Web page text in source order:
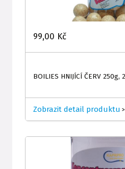
99,00 Kč
BOILIES HNIJÍCÍ ČERV 250g,
Zobrazit detail produktu >